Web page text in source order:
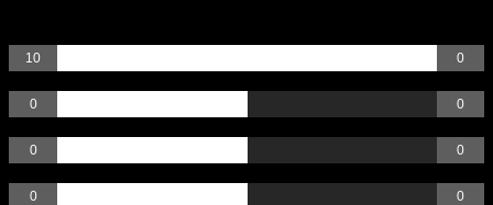
10 0
0 0
0 0
0 0